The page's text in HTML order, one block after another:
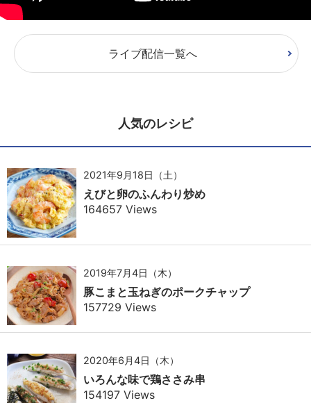
ライブ配信一覧へ
人気のレシピ
2021年9月18日（土）
えびと卵のふんわり炒め
164657 Views
2019年7月4日（木）
豚こまと玉ねぎのポークチャップ
157729 Views
2020年6月4日（木）
いろんな味で鶏ささみ串
154197 Views